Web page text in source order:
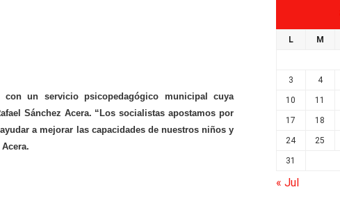
un servicio psicopedagógico municipal cuya
Sánchez Acera. “Los socialistas apostamos por
a mejorar las capacidades de nuestros niños y
L M
3 4
10 11
17 18
24 25
31
« Jul